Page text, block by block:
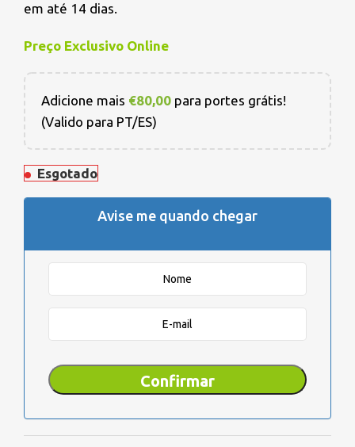
em até 14 dias.
Preço Exclusivo Online
Adicione mais €80,00 para portes grátis!
(Valido para PT/ES)
Esgotado
Avise me quando chegar
Confirmar